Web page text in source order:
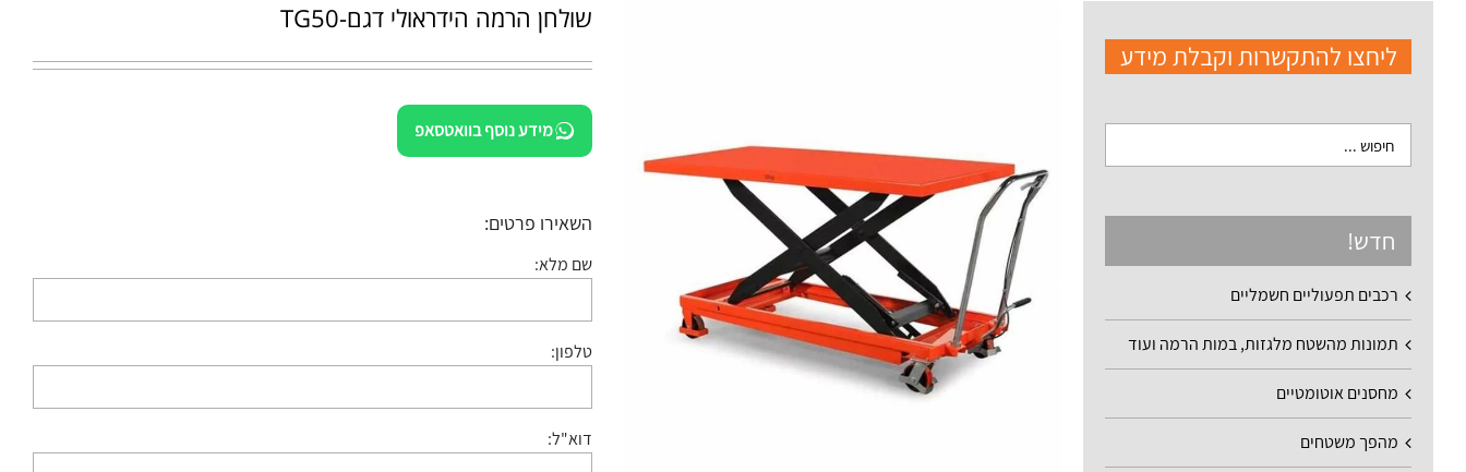
שולחן הרמה הידראולי דגם-TG50
מידע נוסף בוואטסאפ
השאירו פרטים:
שם מלא:
טלפון:
דוא"ל:
ליחצו להתקשרות וקבלת מידע
חדש!
רכבים תפעוליים חשמליים
תמונות מהשטח מלגזות, במות הרמה ועוד
מחסנים אוטומטיים
מהפך משטחים